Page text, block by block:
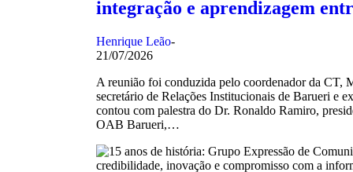
integração e aprendizagem
Henrique Leão-
21/07/2026
A reunião foi conduzida pelo coordenador da CT,
secretário de Relações Institucionais de Barueri e
contou com palestra do Dr. Ronaldo Ramiro,
OAB Barueri,…